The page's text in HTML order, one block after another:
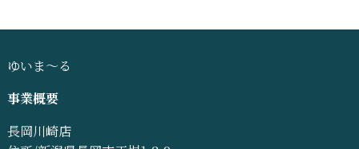
ゆいま～る
事業概要
長岡川崎店